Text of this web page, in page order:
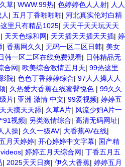
草| WWW.99热| 色婷婷色人人射| 人人
| 五月丁香啪啪啪| 河北真实伦对白精
里只有精品1025| 天天干天天玩天天
| 天天色综和网| 天天插天天插天天插| 婷
| 香蕉网久久 | 无码一区二区日韩| 美女
韩一区二区在线免费观看| 日韩精品无
合网| 欧美综合激情五月天| 99热这里
院| 色色丁香婷婷综合| 97人人操人人
| 久热爱大香蕉在线蜜臀悦色 | 99久久
片| 亚洲 激情 中文| 99爱视频| 婷婷五
天摸天天舔| 久草A片| 风流少妇A片一
91视频| 另类激情综合| 高清无码网址|
人操| 久久一级AV| 大香蕉AV在线|
月天婷婷| 开心婷婷中文字幕| 国产精
| 婷婷五月天综合网| 丁香五月五
| 2025天天日爽| 伊久大香蕉| 婷婷五月